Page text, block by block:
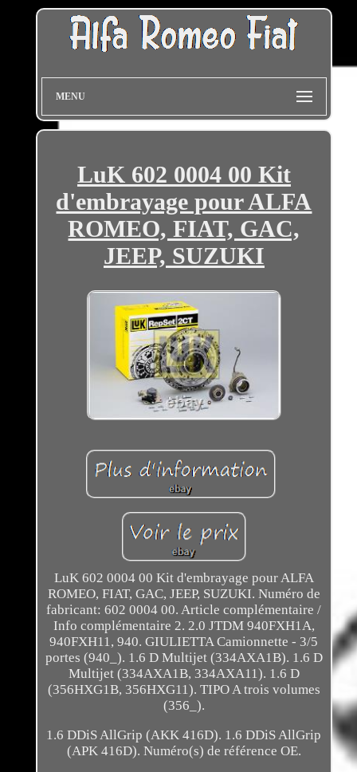
MENU
LuK 602 0004 00 Kit
d'embrayage pour ALFA
ROMEO, FIAT, GAC,
JEEP, SUZUKI
LuK 602 0004 00 Kit d'embrayage pour ALFA
ROMEO, FIAT, GAC, JEEP, SUZUKI. Numéro de
fabricant: 602 0004 00. Article complémentaire /
Info complémentaire 2. 2.0 JTDM 940FXH1A,
940FXH11, 940. GIULIETTA Camionnette - 3/5
portes (940_). 1.6 D Multijet (334AXA1B). 1.6 D
Multijet (334AXA1B, 334AXA11). 1.6 D
(356HXG1B, 356HXG11). TIPO A trois volumes
(356_).
1.6 DDiS AllGrip (AKK 416D). 1.6 DDiS AllGrip
(APK 416D). Numéro(s) de référence OE.